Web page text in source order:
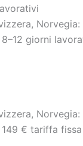
8–12 giorni
149 € tariffa fissa